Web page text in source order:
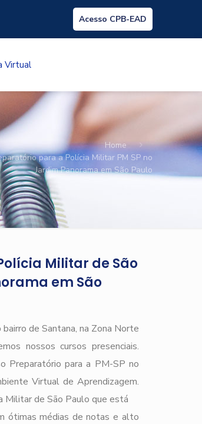
Acesso CPB-EAD
Virtual
Home
para a Polícia Militar PM SP no
Jardim Panorama em São Paulo
Militar de São
em São
de Santana, na Zona Norte
nossos cursos presenciais.
Preparatório para a PM-SP no
Virtual de Aprendizagem.
Militar de São Paulo que está
ótimas médias de notas e alto